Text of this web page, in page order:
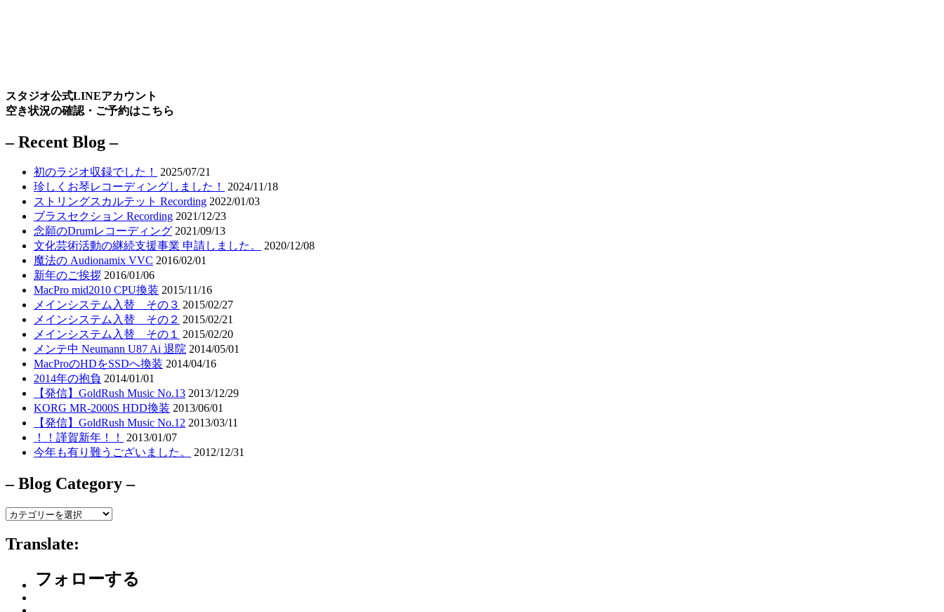
スタジオ公式LINEアカウント
空き状況の確認・ご予約はこちら
– Recent Blog –
初のラジオ収録でした！
2025/07/21
珍しくお琴レコーディングしました！
2024/11/18
ストリングスカルテット Recording 2022/01/03
ブラスセクション Recording 2021/12/23
念願のDrumレコーディング 2021/09/13
文化芸術活動の継続支援事業 申請しました。
2020/12/08
魔法の Audionamix VVC 2016/02/01
新年のご挨拶 2016/01/06
MacPro mid2010 CPU換装 2015/11/16
メインシステム入替 その３ 2015/02/27
メインシステム入替 その２ 2015/02/21
メインシステム入替 その１ 2015/02/20
メンテ中 Neumann U87 Ai 退院 2014/05/01
MacProのHDをSSDへ換装 2014/04/16
2014年の抱負 2014/01/01
【発信】GoldRush Music No.13 2013/12/29
KORG MR-2000S HDD換装 2013/06/01
【発信】GoldRush Music No.12 2013/03/11
！！謹賀新年！！
2013/01/07
今年も有り難うございました。
2012/12/31
– Blog Category –
–
Category
–
Translate:
フォローする